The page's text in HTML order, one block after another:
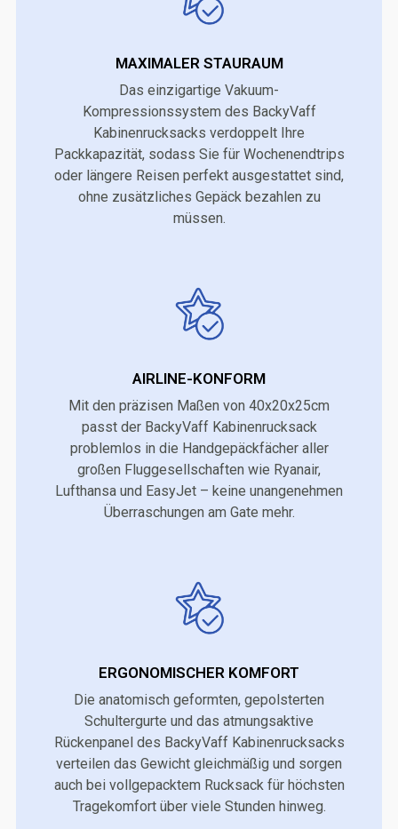
MAXIMALER STAURAUM
Das einzigartige Vakuum-
Kompressionssystem des BackyVaff
Kabinenrucksacks verdoppelt Ihre
Packkapazität, sodass Sie für Wochenendtrips
oder längere Reisen perfekt ausgestattet sind,
ohne zusätzliches Gepäck bezahlen zu
müssen.
AIRLINE-KONFORM
Mit den präzisen Maßen von 40x20x25cm
passt der BackyVaff Kabinenrucksack
problemlos in die Handgepäckfächer aller
großen Fluggesellschaften wie Ryanair,
Lufthansa und EasyJet – keine unangenehmen
Überraschungen am Gate mehr.
ERGONOMISCHER KOMFORT
Die anatomisch geformten, gepolsterten
Schultergurte und das atmungsaktive
Rückenpanel des BackyVaff Kabinenrucksacks
verteilen das Gewicht gleichmäßig und sorgen
auch bei vollgepacktem Rucksack für höchsten
Tragekomfort über viele Stunden hinweg.